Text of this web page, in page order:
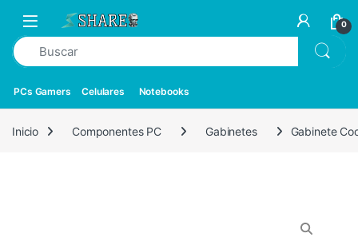
0
PCs Gamers Celulares Notebooks
Inicio Componentes PC Gabinetes Gabinete